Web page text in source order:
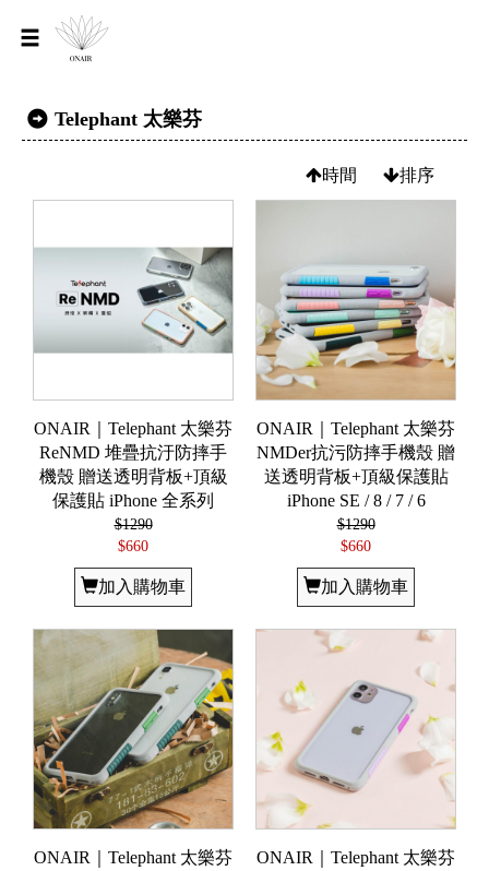
Telephant 太樂芬
時間 排序
ONAIR｜Telephant 太樂芬
ReNMD 堆疊抗汙防摔手
機殼 贈送透明背板+頂級
保護貼 iPhone 全系列
$1290
$660
加入購物車
ONAIR｜Telephant 太樂芬
NMDer抗污防摔手機殼 贈
送透明背板+頂級保護貼
iPhone SE / 8 / 7 / 6
$1290
$660
加入購物車
ONAIR｜Telephant 太樂芬
ONAIR｜Telephant 太樂芬